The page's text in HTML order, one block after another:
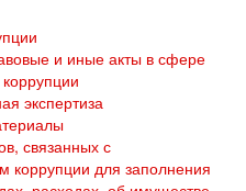
и иные акты в сфере
экспертиза
связанных с
коррупции для заполнения